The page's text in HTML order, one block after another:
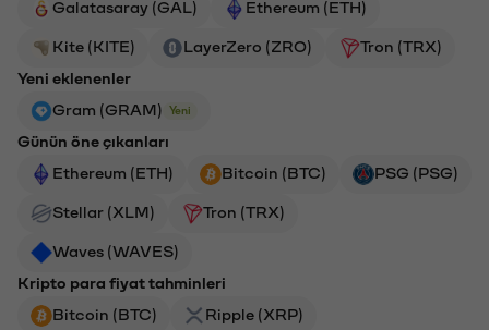
Galatasaray (GAL) Ethereum (ETH)
Kite (KITE) LayerZero (ZRO)
Tron (TRX)
Yeni eklenenler
Gram (GRAM)
Yeni
Günün öne çıkanları
Ethereum (ETH)
Bitcoin (BTC) PSG (PSG)
Stellar (XLM) Tron (TRX)
Waves (WAVES)
Kripto para fiyat tahminleri
Bitcoin (BTC)
Ripple (XRP)